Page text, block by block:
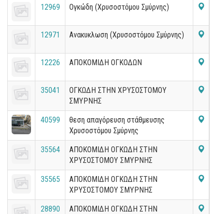
12969 Ογκώδη (Χρυσοστόμου Σμύρνης)
12971 Ανακυκλωση (Χρυσοστόμου Σμύρνης)
12226 ΑΠΟΚΟΜΙΔΗ ΟΓΚΟΔΩΝ
35041
ΟΓΚΩΔΗ ΣΤΗΝ ΧΡΥΣΟΣΤΟΜΟΥ
ΣΜΥΡΝΗΣ
40599
θεση απαγόρευση στάθμευσης
Χρυσοστόμου Σμύρνης
35564
ΑΠΟΚΟΜΙΔΗ ΟΓΚΩΔΗ ΣΤΗΝ
ΧΡΥΣΟΣΤΟΜΟΥ ΣΜΥΡΝΗΣ
35565
ΑΠΟΚΟΜΙΔΗ ΟΓΚΩΔΗ ΣΤΗΝ
ΧΡΥΣΟΣΤΟΜΟΥ ΣΜΥΡΝΗΣ
28890
ΑΠΟΚΟΜΙΔΗ ΟΓΚΩΔΗ ΣΤΗΝ